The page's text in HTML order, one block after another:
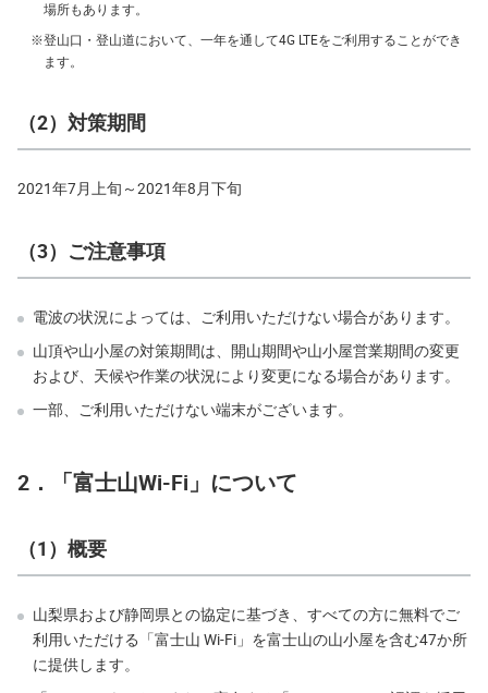
場所もあります。
※登山口・登山道において、一年を通して4G LTEをご利用することができ
ます。
（2）対策期間
2021年7月上旬～2021年8月下旬
（3）ご注意事項
電波の状況によっては、ご利用いただけない場合があります。
山頂や山小屋の対策期間は、開山期間や山小屋営業期間の変更
および、天候や作業の状況により変更になる場合があります。
一部、ご利用いただけない端末がございます。
2．「富士山Wi-Fi」について
（1）概要
山梨県および静岡県との協定に基づき、すべての方に無料でご
利用いただける「富士山 Wi-Fi」を富士山の山小屋を含む47か所
に提供します。